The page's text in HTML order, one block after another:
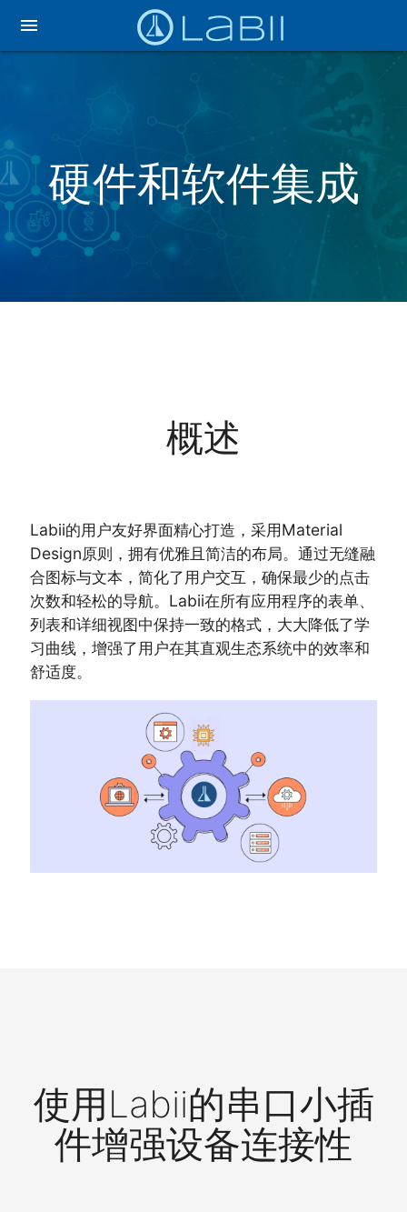
menu
硬件和软件集成
概述
Labii的用户友好界面精心打造，采用Material
Design原则，拥有优雅且简洁的布局。通过无缝融
合图标与文本，简化了用户交互，确保最少的点击
次数和轻松的导航。Labii在所有应用程序的表单、
列表和详细视图中保持一致的格式，大大降低了学
习曲线，增强了用户在其直观生态系统中的效率和
舒适度。
使用Labii的串口小插
件增强设备连接性